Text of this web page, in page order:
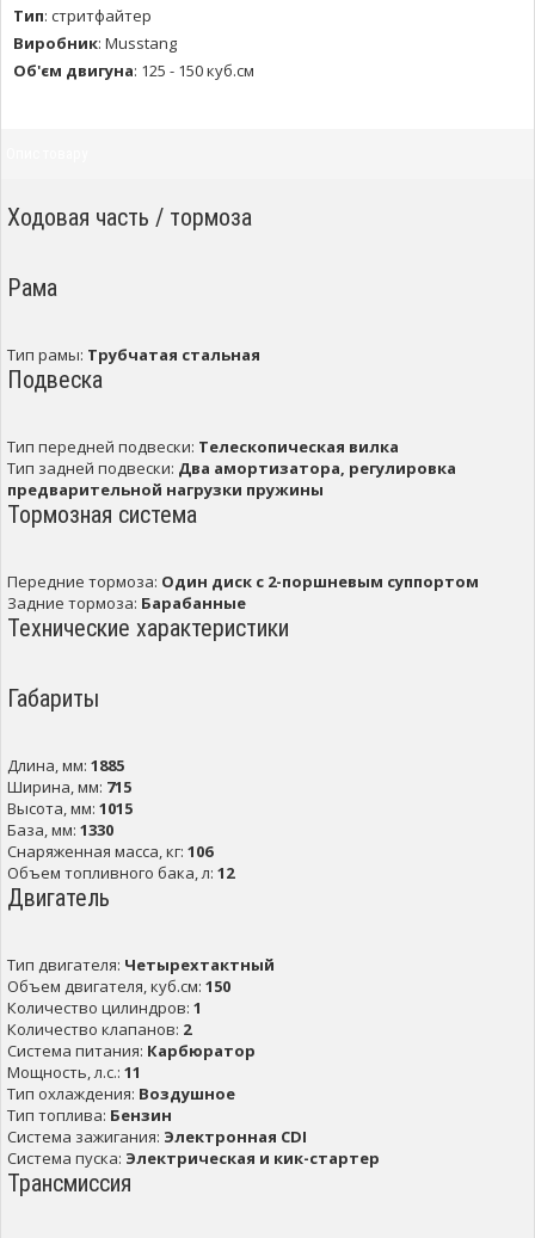
Тип: стритфайтер
Виробник: Musstang
Об'єм двигуна: 125 - 150 куб.см
Ходовая часть / тормоза
Рама
Тип рамы: Трубчатая стальная
Подвеска
Тип передней подвески: Телескопическая вилка
Тип задней подвески: Два амортизатора, регулировка
предварительной нагрузки пружины
Тормозная система
Передние тормоза: Один диск с 2-поршневым суппортом
Задние тормоза: Барабанные
Технические характеристики
Габариты
Длина, мм: 1885
Ширина, мм: 715
Высота, мм: 1015
База, мм: 1330
Снаряженная масса, кг: 106
Объем топливного бака, л: 12
Двигатель
Тип двигателя: Четырехтактный
Объем двигателя, куб.см: 150
Количество цилиндров: 1
Количество клапанов: 2
Система питания: Карбюратор
Мощность, л.с.: 11
Тип охлаждения: Воздушное
Тип топлива: Бензин
Система зажигания: Электронная CDI
Система пуска: Электрическая и кик-стартер
Трансмиссия